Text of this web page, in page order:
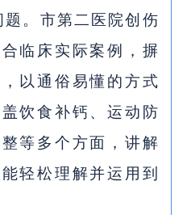
题。市第二医院创伤
临床实际案例，摒
以通俗易懂的方式
饮食补钙、运动防
等多个方面，讲解
轻松理解并运用到